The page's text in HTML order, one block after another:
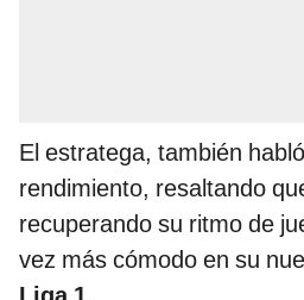
El estratega, también
rendimiento, resaltando
recuperando su ritmo de
vez más cómodo en su